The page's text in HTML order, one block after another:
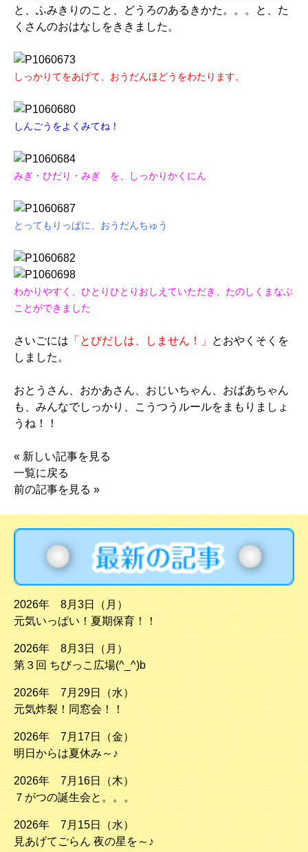
と、ふみきりのこと、どうろのあるきかた。。。と、た
くさんのおはなしをききました。
しっかりてをあげて、おうだんほどうをわたります。
しんごうをよくみてね！
みぎ・ひだり・みぎ を、しっかりかくにん
とってもりっぱに、おうだんちゅう
わかりやすく、ひとりひとりおしえていただき、たのしくまなぶ
ことができました
さいごには 「とびだしは、しません！」
とおやくそくを
しました。
おとうさん、おかあさん、おじいちゃん、おばあちゃん
も、みんなでしっかり、こうつうルールをまもりましょ
うね！！
« 新しい記事を見る
一覧に戻る
前の記事を見る »
2026年 8月3日（月）
元気いっぱい！夏期保育！！
2026年 8月3日（月）
第３回 ちびっこ広場(^_^)b
2026年 7月29日（水）
元気炸裂！同窓会！！
2026年 7月17日（金）
明日からは夏休み～♪
2026年 7月16日（木）
７がつの誕生会と。。。
2026年 7月15日（水）
見あげてごらん 夜の星を～♪